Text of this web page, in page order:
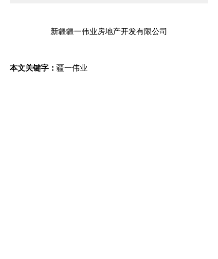
新疆疆一伟业房地产开发有限公司
本文关键字： 疆一伟业